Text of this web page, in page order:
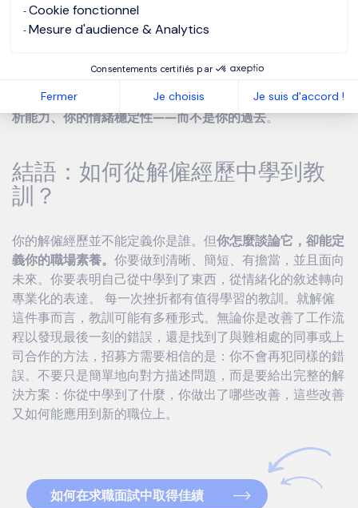
Cookie fonctionnel
Mesure d'audience & Analytics
Consentements certifiés par
Fermer Je choisis Je suis d'accord !
「我犯了一個判斷上的錯誤。公司按照內部規定進行了處
理。我從中吸取了必要的教訓。現在我在Ｘ方面會格外注
招募方真正想驗證的東西其實很簡單：
你的成熟度、你的分
析能力、你的情緒穩定性——而不是你的過去。
結語：如何從解僱經歷中學到教
訓？
你的解僱經歷並不能定義你是誰。但你怎麼談論它，卻能定
義你的職場素養。 你要做到清晰、簡短、有擔當，並且面向
未來。你要表明自己從中學到了東西，從情緒化的敘述轉向
專業化的表達。 每一次挫折都有值得學習的教訓。就解僱
這件事而言，教訓可能有多種形式。無論你是改善了工作流
程以發現最後一刻的錯誤，還是找到了與難相處的同事或上
司合作的方法，招募方需要相信的是：你不會再犯同樣的錯
誤。不要只是簡單地向對方描述問題，而是要給出完整的解
決方案：你從中學到了什麼，你做出了哪些改善，這些改善
又如何能應用到新的職位上。
如何在求職面試中取得佳績